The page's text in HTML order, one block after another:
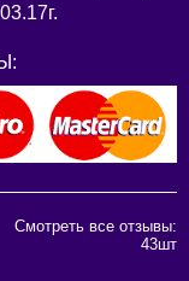
Смотреть все отзывы:
43шт